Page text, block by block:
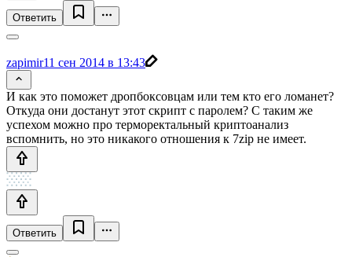
Ответить
zapimir11 сен 2014 в 13:43
И как это поможет дропбоксовцам или тем кто его ломанет?
Откуда они достанут этот скрипт с паролем? С таким же
успехом можно про терморектальный криптоанализ
вспомнить, но это никакого отношения к 7zip не имеет.
Ответить